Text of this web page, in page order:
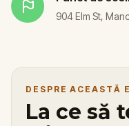
904 Elm St,
DESPRE ACEASTĂ
La ce să